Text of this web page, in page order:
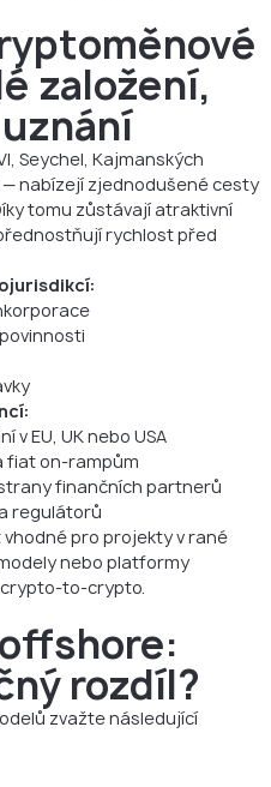
založení,
Seychel, Kajmanských
— nabízejí zjednodušené cesty
tomu zůstávají atraktivní
rychlost před
EU, UK nebo USA
fiat on-rampům
finančních partnerů
regulátorů
pro projekty v rané
nebo platformy
to-crypto.
rozdíl?
zvažte následující